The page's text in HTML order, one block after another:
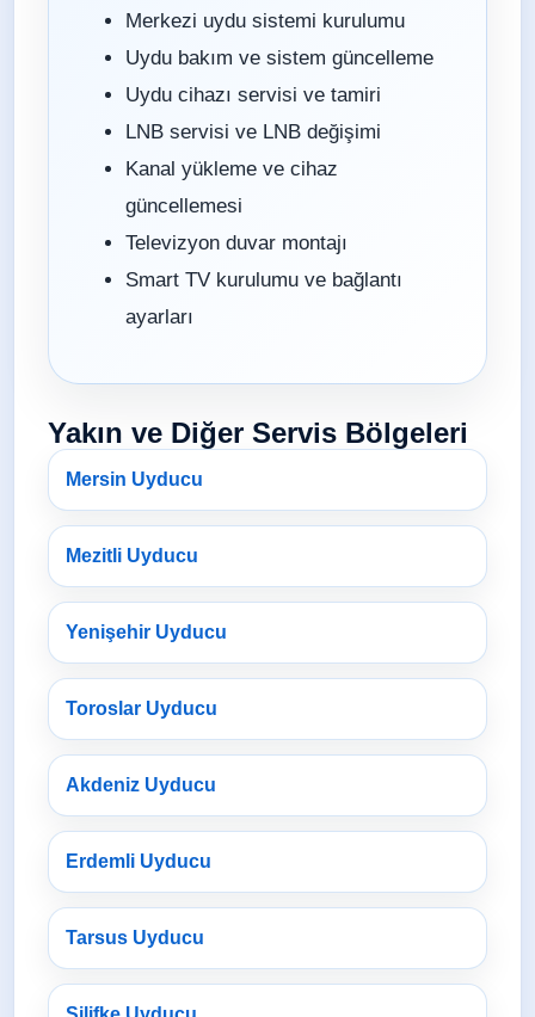
Merkezi uydu sistemi kurulumu
Uydu bakım ve sistem güncelleme
Uydu cihazı servisi ve tamiri
LNB servisi ve LNB değişimi
Kanal yükleme ve cihaz
güncellemesi
Televizyon duvar montajı
Smart TV kurulumu ve bağlantı
ayarları
Yakın ve Diğer Servis Bölgeleri
Mersin Uyducu
Mezitli Uyducu
Yenişehir Uyducu
Toroslar Uyducu
Akdeniz Uyducu
Erdemli Uyducu
Tarsus Uyducu